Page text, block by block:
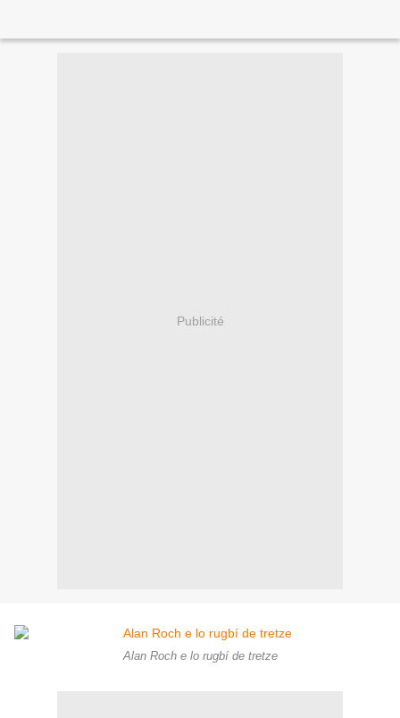
Publicité
Alan Roch e lo rugbí de tretze